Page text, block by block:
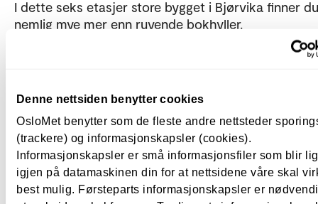
Denne nettsiden benytter cookies
OsloMet benytter som de fleste andre nettsteder
(trackere) og informasjonskapsler (cookies).
Informasjonskapsler er små informasjonsfiler som blir
igjen på datamaskinen din for at nettsidene våre skal
best mulig. Førsteparts informasjonskapsler er
I dette seks etasjer store bygget i Bjørvika finner du
nemlig mye mer enn ruvende bokhyller.
Skulle du trenge et miljøskifte, kan du slå deg ned
tillegg til lydstudioer, DJ-stasjoner, en minikino,
og en liten scene.
Herfra er det kort vei til Sørenga sjøbad – unge
menneskers absolutte hotspot når det kommer til
bading.